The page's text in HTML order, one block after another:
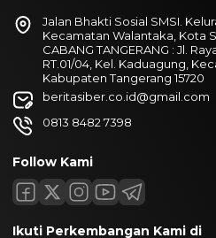
Jalan Bhakti Sosial SMSI.
Kecamatan Walantaka, Kota
CABANG TANGERANG : Jl.
RT.01/04, Kel. Kaduagung,
Kabupaten Tangerang 15720
beritasiber.co.id@gmail.com
0813 8482 7398
Follow Kami
Ikuti Perkembangan Kami di